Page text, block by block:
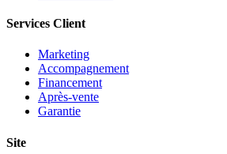
Services Client
Marketing
Accompagnement
Financement
Après-vente
Garantie
Site